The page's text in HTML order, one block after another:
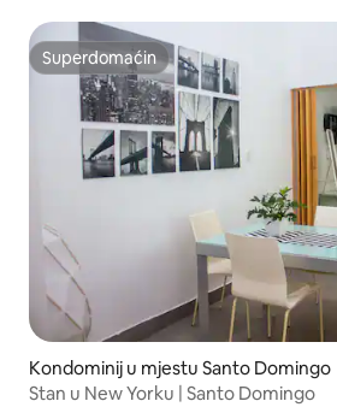
Superdomaćin
Superdomaćin
Kondominij u mjestu Santo Domingo
Stan u New Yorku | Santo Domingo